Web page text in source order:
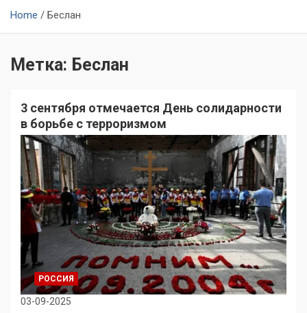
Home Беслан
Метка: Беслан
3 сентября отмечается День солидарности
в борьбе с терроризмом
РОССИЯ
03-09-2025